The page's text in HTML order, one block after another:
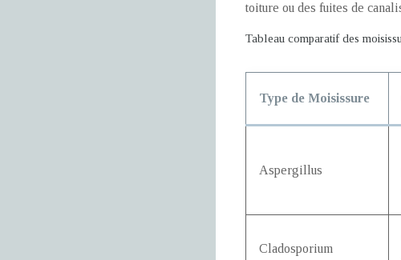
toiture ou des fuites de
Tableau comparatif des
Type de Moisissure
Aspergillus
Cladosporium